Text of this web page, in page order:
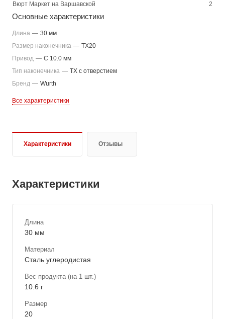
Вюрт Маркет на Варшавской
2
Основные характеристики
Длина — 30 мм
Размер наконечника — TX20
Привод — C 10.0 мм
Тип наконечника — TX с отверстием
Бренд — Wurth
Все характеристики
Характеристики Отзывы
Характеристики
Длина
30 мм
Материал
Сталь углеродистая
Вес продукта (на 1 шт.)
10.6 г
Размер
20